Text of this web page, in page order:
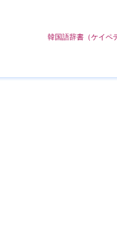
韓国語辞書（ケイペ